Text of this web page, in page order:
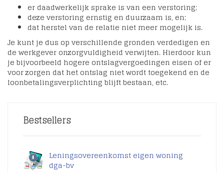
er daadwerkelijk sprake is van een verstoring;
deze verstoring ernstig en duurzaam is, en;
dat herstel van de relatie niet meer mogelijk is.
Je kunt je dus op verschillende gronden verdedigen en
de werkgever onzorgvuldigheid verwijten. Hierdoor kun
je bijvoorbeeld hogere ontslagvergoedingen eisen of er
voor zorgen dat het ontslag niet wordt toegekend en de
loonbetalingsverplichting blijft bestaan, etc.
Bestsellers
Leningsovereenkomst eigen woning
dga-bv